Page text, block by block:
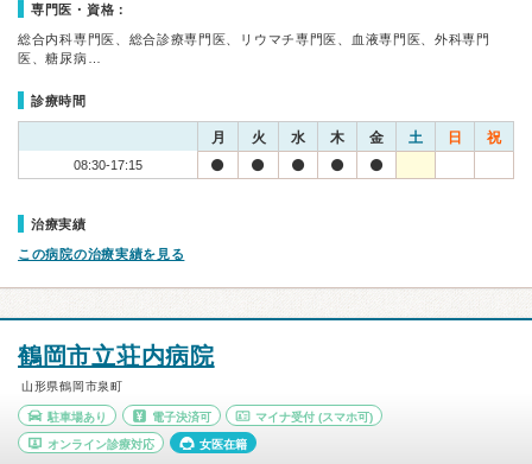
専門医・資格：
総合内科専門医、総合診療専門医、リウマチ専門医、血液専門医、外科専門
医、糖尿病…
診療時間
月 火 水 木 金 土 日 祝
08:30-17:15
治療実績
この病院の治療実績を見る
鶴岡市立荘内病院
山形県鶴岡市泉町
駐車場あり 電子決済可 マイナ受付 (スマホ可)
オンライン診療対応 女医在籍